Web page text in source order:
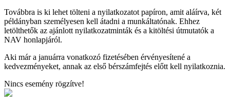
Továbbra is ki lehet tölteni a nyilatkozatot papíron, amit aláírva, két
példányban személyesen kell átadni a munkáltatónak. Ehhez
letölthetők az ajánlott nyilatkozatminták és a kitöltési útmutatók a
NAV honlapjáról.
Aki már a januárra vonatkozó fizetésében érvényesítené a
kedvezményeket, annak az első bérszámfejtés előtt kell nyilatkoznia.
Nincs esemény rögzítve!